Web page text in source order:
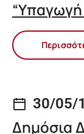
30/05/
Δημόσια